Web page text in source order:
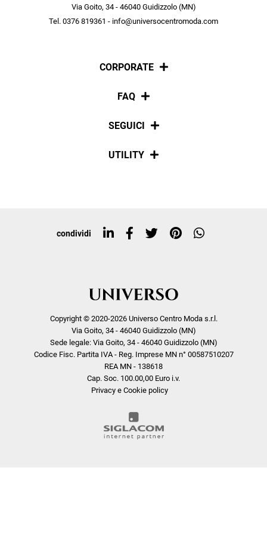
Via Goito, 34 - 46040 Guidizzolo (MN)
Tel. 0376 819361 - info@universocentromoda.com
CORPORATE
Chi siamo
FAQ
Pagamenti
SEGUICI
Social
UTILITY
Top ricerche
condividi
Copyright © 2020-2026 Universo Centro Moda s.r.l.
Via Goito, 34 - 46040 Guidizzolo (MN)
Sede legale: Via Goito, 34 - 46040 Guidizzolo (MN)
Codice Fisc. Partita IVA - Reg. Imprese MN n° 00587510207
REA MN - 138618
Cap. Soc. 100.00,00 Euro i.v.
Privacy e Cookie policy
scopri in anteprima le offerte in esclusiva a te riservate.
ISCRIVITI